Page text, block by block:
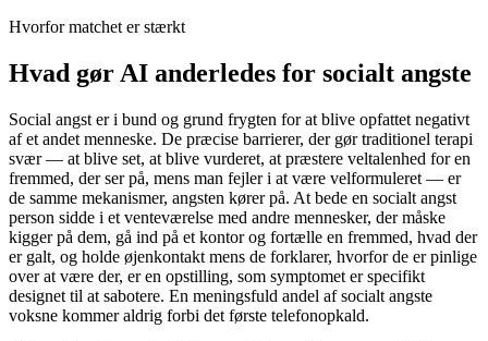
Hvorfor matchet er stærkt
Hvad gør AI anderledes for socialt angste
Social angst er i bund og grund frygten for at blive opfattet negativt
af et andet menneske. De præcise barrierer, der gør traditionel terapi
svær — at blive set, at blive vurderet, at præstere veltalenhed for en
fremmed, der ser på, mens man fejler i at være velformuleret — er
de samme mekanismer, angsten kører på. At bede en socialt angst
person sidde i et venteværelse med andre mennesker, der måske
kigger på dem, gå ind på et kontor og fortælle en fremmed, hvad der
er galt, og holde øjenkontakt mens de forklarer, hvorfor de er pinlige
over at være der, er en opstilling, som symptomet er specifikt
designet til at sabotere. En meningsfuld andel af socialt angste
voksne kommer aldrig forbi det første telefonopkald.